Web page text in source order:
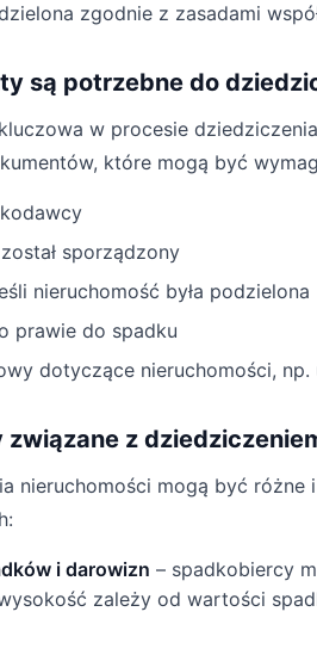
zgodnie z zasadami
są potrzebne do
w procesie
które mogą być
sporządzony
nieruchomość była podzielona
prawie do spadku
dotyczące nieruchomości,
z
nieruchomości mogą być różne
i darowizn – spadkobiercy
zależy od wartości